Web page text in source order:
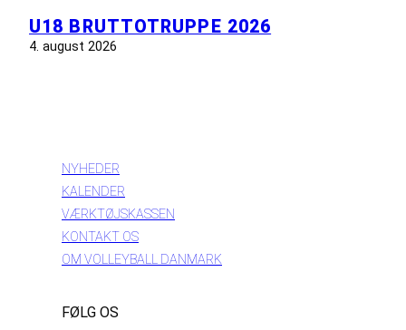
U18 BRUTTOTRUPPE 2026
4. august 2026
NYHEDER
KALENDER
VÆRKTØJSKASSEN
KONTAKT OS
OM VOLLEYBALL DANMARK
FØLG OS